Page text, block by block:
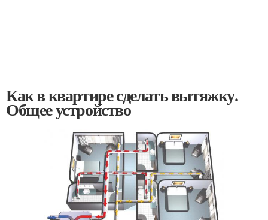
Как в квартире сделать вытяжку.
Общее устройство